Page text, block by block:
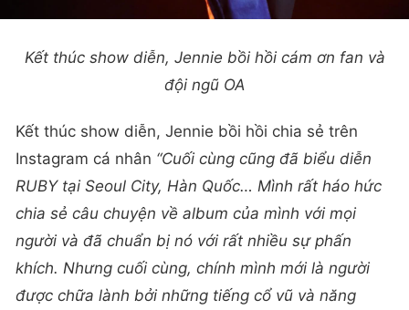
Kết thúc show diễn, Jennie bồi hồi cám ơn fan và
đội ngũ OA
Kết thúc show diễn, Jennie bồi hồi chia sẻ trên
Instagram cá nhân “Cuối cùng cũng đã biểu diễn
RUBY tại Seoul City, Hàn Quốc… Mình rất háo hức
chia sẻ câu chuyện về album của mình với mọi
người và đã chuẩn bị nó với rất nhiều sự phấn
khích. Nhưng cuối cùng, chính mình mới là người
được chữa lành bởi những tiếng cổ vũ và năng